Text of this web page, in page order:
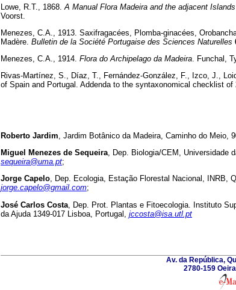
Lowe, R.T., 1868. A Manual Flora Madeira and the adjacent
Voorst.
Menezes, C.A., 1913. Saxifragacées, Plomba-ginacées,
Madère. Bulletin de la Société Portugaise des Sciences Naturelles
Menezes, C.A., 1914. Flora do Archipelago da Madeira. Funchal,
Rivas-Martínez, S., Díaz, T., Fernández-González, F., Izco, J.,
of Spain and Portugal. Addenda to the syntaxonomical checklist of
Roberto Jardim, Jardim Botânico da Madeira, Caminho do Meio,
Miguel Menezes de Sequeira, Dep. Biologia/CEM, Universidade
sequeira@uma.pt;
Jorge Capelo, Dep. Ecologia, Estação Florestal Nacional, INRB,
jorge.capelo@gmail.com;
José Carlos Costa , Dep. Prot. Plantas e Fitoecologia. Instituto
da Ajuda 1349-017 Lisboa, Portugal, jccosta@isa.utl.pt
Av. da República,
2780-159